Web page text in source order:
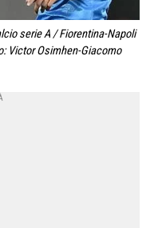
serie A / Fiorentina-Napoli
Victor Osimhen-Giacomo